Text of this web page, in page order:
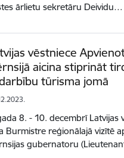
ārlietu sekretāru Deividu…
vēstniece
aicina stiprināt
tūrisma jomā
8. - 10. decembrī Latvijas
Burmistre reģionālajā vizītē
gubernatoru